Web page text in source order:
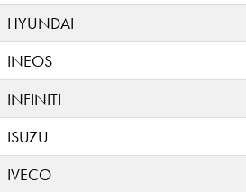
HYUNDAI
INEOS
INFINITI
ISUZU
IVECO